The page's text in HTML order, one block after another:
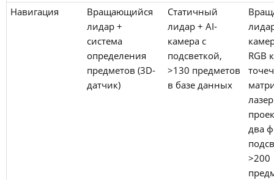
Навигация
Вращающийся
лидар +
система
определения
предметов (3D-
датчик)
Статичный
лидар + AI-
камера с
подсветкой,
>130 предметов
в базе данных
RGB
два
>200